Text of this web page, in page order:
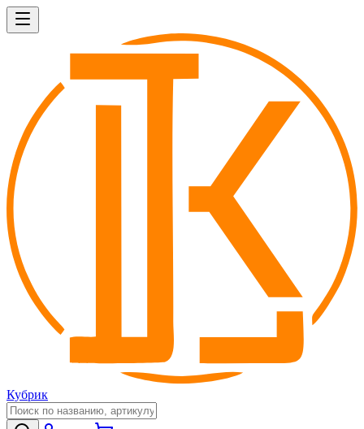
Кубрик